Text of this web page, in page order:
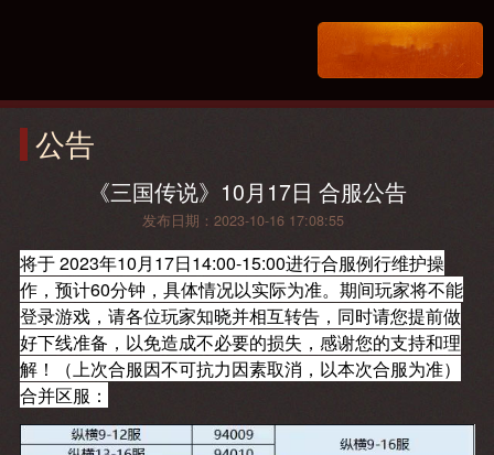
公告
《三国传说》10月17日 合服公告
发布日期：2023-10-16 17:08:55
将于 2023年10月17日14:00-15:00进行合服例行维护操
作，预计60分钟，具体情况以实际为准。期间玩家将不能
登录游戏，请各位玩家知晓并相互转告，同时请您提前做
好下线准备，以免造成不必要的损失，感谢您的支持和理
解！（上次合服因不可抗力因素取消，以本次合服为准）
合并区服：